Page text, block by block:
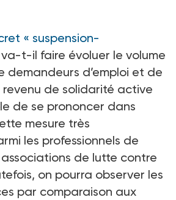
« suspension-
va-t-il faire évoluer le volume
demandeurs d’emploi et de
de solidarité active
de se prononcer dans
mesure très
les professionnels de
associations de lutte contre
on pourra observer les
par comparaison aux